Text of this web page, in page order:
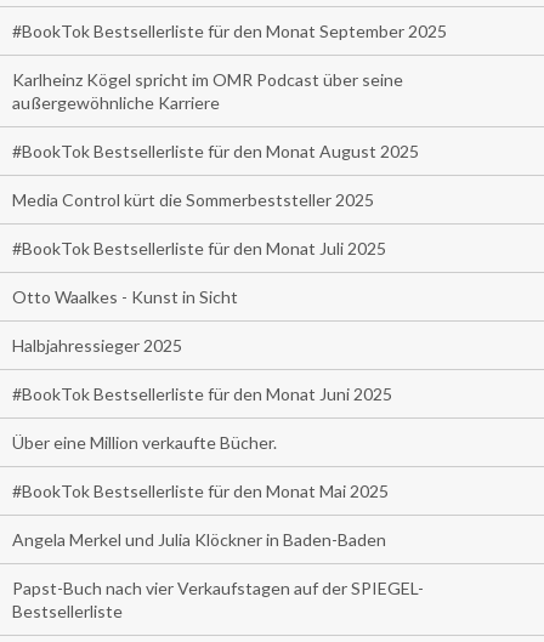
#BookTok Bestsellerliste für den Monat September 2025
Karlheinz Kögel spricht im OMR Podcast über seine
außergewöhnliche Karriere
#BookTok Bestsellerliste für den Monat August 2025
Media Control kürt die Sommerbeststeller 2025
#BookTok Bestsellerliste für den Monat Juli 2025
Otto Waalkes - Kunst in Sicht
Halbjahressieger 2025
#BookTok Bestsellerliste für den Monat Juni 2025
Über eine Million verkaufte Bücher.
#BookTok Bestsellerliste für den Monat Mai 2025
Angela Merkel und Julia Klöckner in Baden-Baden
Papst-Buch nach vier Verkaufstagen auf der SPIEGEL-
Bestsellerliste